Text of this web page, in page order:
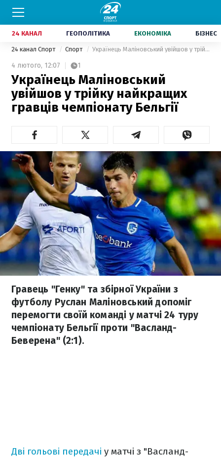
24 КАНАЛ ГЕОПОЛІТИКА ЕКОНОМІКА БІЗНЕС
24 канал Спорт Спорт Українець Маліновський увійшов у трійку найкращих гравців чемпіонату Бельгії
4 лютого, 12:07 1
Українець Маліновський
увійшов у трійку найкращих
гравців чемпіонату Бельгії
Гравець "Генку" та збірної України з
футболу Руслан Маліновський допоміг
перемогти своїй команді у матчі 24 туру
чемпіонату Бельгії проти "Васланд-
Беверена" (2:1).
Дві гольові передачі у матчі з "Васланд-